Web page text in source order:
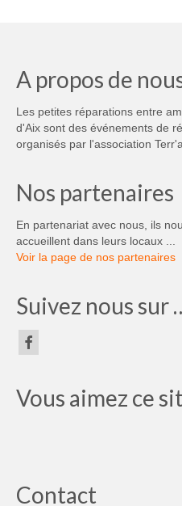
A propos de
Les petites réparations entre
d'Aix sont des événements de
organisés par l'association
Nos partenaires
En partenariat avec nous, ils
accueillent dans leurs locaux ...
Voir la page de nos partenaires
Suivez nous sur
Vous aimez ce
Contact